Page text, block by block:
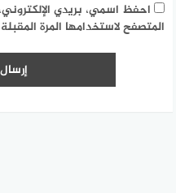
احفظ اسمي، بريدي
المتصفح لاستخدامها المرة